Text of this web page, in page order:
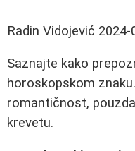
Radin Vidojević 2024-
Saznajte kako
horoskopskom
romantičnost,
krevetu.